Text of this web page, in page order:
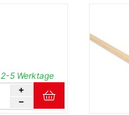
2-5 Werktage